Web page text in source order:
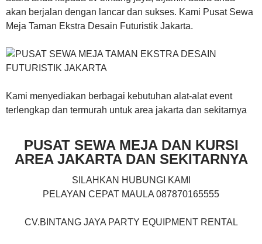
akan berjalan dengan lancar dan sukses. Kami Pusat Sewa
Meja Taman Ekstra Desain Futuristik Jakarta.
Kami menyediakan berbagai kebutuhan alat-alat event
terlengkap dan termurah untuk area jakarta dan sekitarnya
PUSAT SEWA MEJA DAN KURSI
AREA JAKARTA DAN SEKITARNYA
SILAHKAN HUBUNGI KAMI
PELAYAN CEPAT MAULA 087870165555
CV.BINTANG JAYA PARTY EQUIPMENT RENTAL